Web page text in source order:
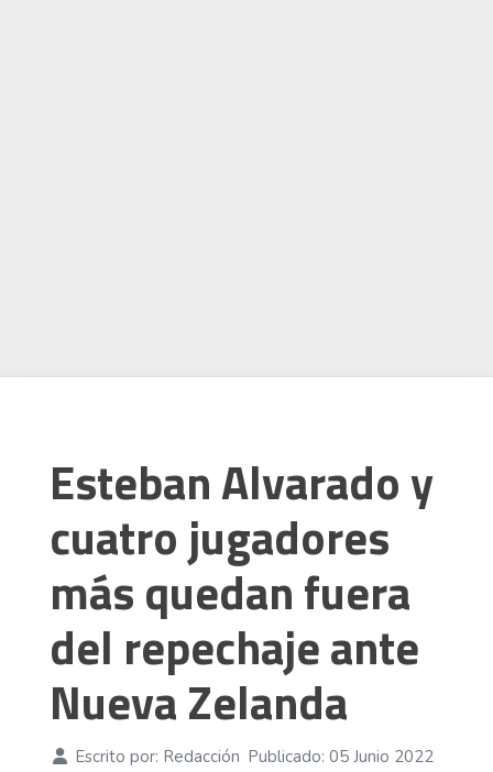
Esteban Alvarado y
cuatro jugadores
más quedan fuera
del repechaje ante
Nueva Zelanda
Escrito por: Redacción Publicado: 05 Junio 2022